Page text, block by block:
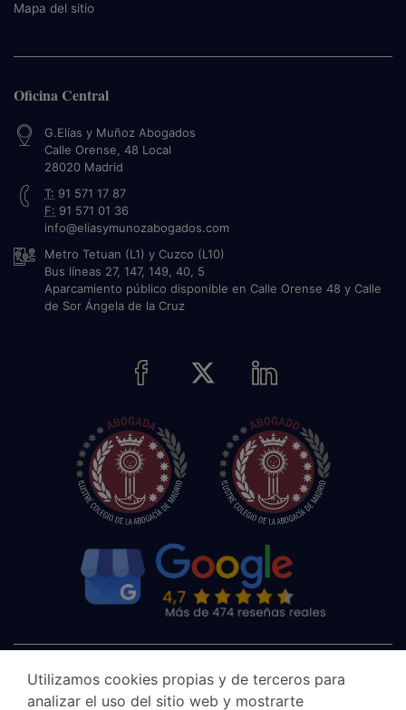
Mapa del sitio
Oficina Central
G.Elías y Muñoz Abogados
Calle Orense, 48 Local
28020 Madrid
T: 91 571 17 87
F: 91 571 01 36
info@eliasymunozabogados.com
Metro Tetuan (L1) y Cuzco (L10)
Bus líneas 27, 147, 149, 40, 5
Aparcamiento público disponible en Calle Orense 48 y Calle
de Sor Ángela de la Cruz
Utilizamos cookies propias y de terceros para
analizar el uso del sitio web y mostrarte